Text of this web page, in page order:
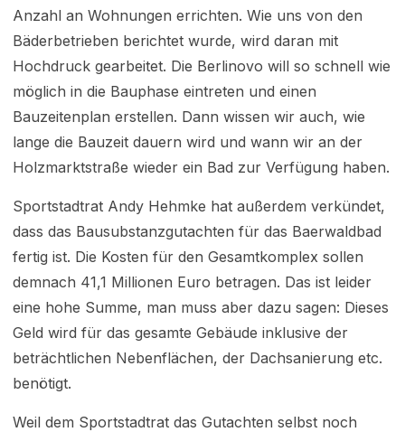
Anzahl an Wohnungen errichten. Wie uns von den
Bäderbetrieben berichtet wurde, wird daran mit
Hochdruck gearbeitet. Die Berlinovo will so schnell wie
möglich in die Bauphase eintreten und einen
Bauzeitenplan erstellen. Dann wissen wir auch, wie
lange die Bauzeit dauern wird und wann wir an der
Holzmarktstraße wieder ein Bad zur Verfügung haben.
Sportstadtrat Andy Hehmke hat außerdem verkündet,
dass das Bausubstanzgutachten für das Baerwaldbad
fertig ist. Die Kosten für den Gesamtkomplex sollen
demnach 41,1 Millionen Euro betragen. Das ist leider
eine hohe Summe, man muss aber dazu sagen: Dieses
Geld wird für das gesamte Gebäude inklusive der
beträchtlichen Nebenflächen, der Dachsanierung etc.
benötigt.
Weil dem Sportstadtrat das Gutachten selbst noch